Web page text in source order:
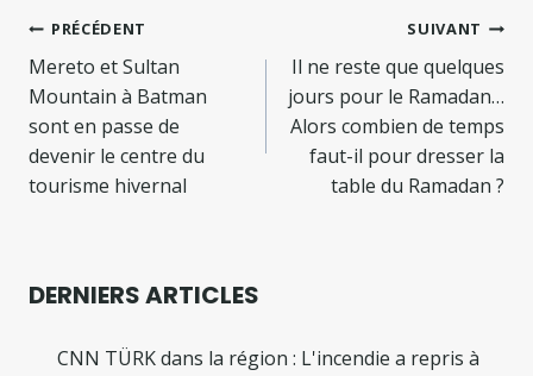
Navigation
de
l’article
PRÉCÉDENT
Mereto et Sultan
Mountain à Batman
sont en passe de
devenir le centre du
tourisme hivernal
SUIVANT
Il ne reste que quelques
jours pour le Ramadan…
Alors combien de temps
faut-il pour dresser la
table du Ramadan ?
DERNIERS ARTICLES
CNN TÜRK dans la région : L'incendie a repris à